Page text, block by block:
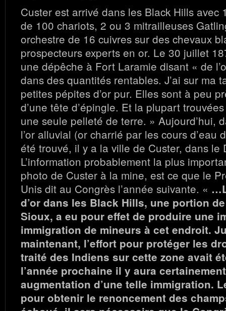
Custer est arrivé dans les Black Hills avec
de 100 chariots, 2 ou 3 mitrailleuses
orchestre de 16 cuivres sur des chevaux
prospecteurs experts en or. Le 30 juillet
une dépêche à Fort Laramie disant « de
dans des quantités rentables. J’ai sur ma
petites pépites d’or pur. Elles sont à peu
d’une tête d’épingle. Et la plupart
une seule pelleté de terre. » Aujourd’hui,
l’or alluvial (or charrié par les cours d’eau
été trouvé, il y a la ville de Custer, dans le
L’information probablement la plus
photo de Custer à la mine, est ce que le
Unis dit au Congrès l’année suivante. «
d’or dans les Black Hills, une portion
Sioux, a eu pour effet de produire une
immigration de mineurs à cet endroit.
maintenant, l’effort pour protéger les
traité des Indiens sur cette zone avait
l’année prochaine il y aura
augmentation d’une telle immigration.
pour obtenir le renoncement des